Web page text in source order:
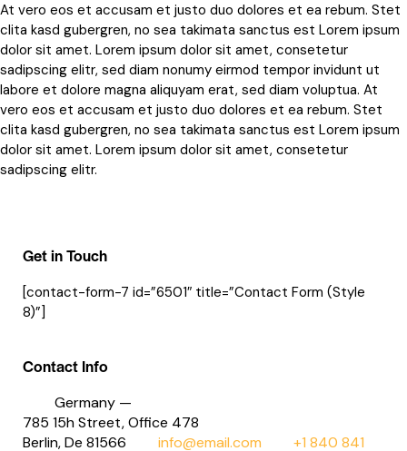
At vero eos et accusam et justo duo dolores et ea rebum. Stet
clita kasd gubergren, no sea takimata sanctus est Lorem ipsum
dolor sit amet. Lorem ipsum dolor sit amet, consetetur
sadipscing elitr, sed diam nonumy eirmod tempor invidunt ut
labore et dolore magna aliquyam erat, sed diam voluptua. At
vero eos et accusam et justo duo dolores et ea rebum. Stet
clita kasd gubergren, no sea takimata sanctus est Lorem ipsum
dolor sit amet. Lorem ipsum dolor sit amet, consetetur
sadipscing elitr.
Get in Touch
[contact-form-7 id=”6501″ title=”Contact Form (Style
8)”]
Contact Info
Germany —
785 15h Street, Office 478
Berlin, De 81566
info@email.com +1 840 841